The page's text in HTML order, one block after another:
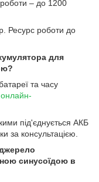
– до 1200
Ресурс роботи до
для
та часу
онлайн-
під'єднується АКБ
за консультацією.
синусоїдою в